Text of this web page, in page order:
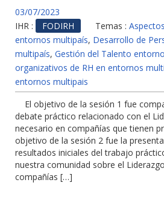
03/07/2023
IHR :
FODIRH Temas :
entornos multipaís, Desarrollo de
multipaís, Gestión del Talento
organizativos de RH en entornos
entornos multipais
El objetivo de la sesión 1 fue
debate práctico relacionado con el
necesario en compañías que tienen
objetivo de la sesión 2 fue la
resultados iniciales del trabajo
nuestra comunidad sobre el
compañías […]